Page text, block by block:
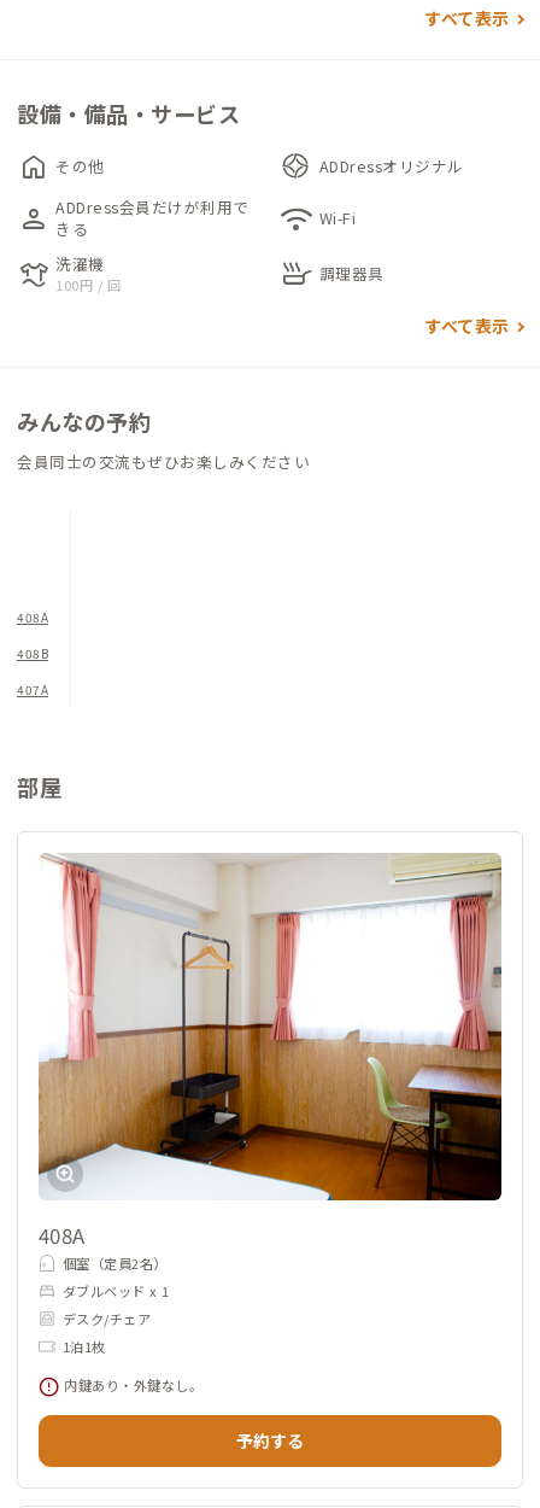
ところです。元々は2～3人で暮らすほどの広さでしたが、住戸
間にある隔て板を取り払い、2部屋を行き来できるようにしまし
た。ワークスペースの407号室・ダイニングスペースの408号
室、と異なる設えとなっているので、仕事と団欒の切り替えがし
やすいです。
407号室の洋室にはデスクとチェア、407号室と408号室の和室
にはそれぞれ座卓と座布団が用意されています。
バルコニーからは「江川せせらぎ遊歩道」が一望でき、4階であ
りながら水や緑が感じられるのがちょっと嬉しいところ。遊歩
わりで飲み歩いたり、テイクアウトしてみたり、ぜひ楽しいひと
時を堪能してください。
すべて表示
設備・備品・サービス
home その他 ADDressオリジナル
person ADDress会員だけが利用で
きる
wifi Wi-Fi
laundry 洗濯機
100円 / 回 skillet 調理器具
すべて表示
みんなの予約
会員同士の交流もぜひお楽しみください
408A
408B
407A
部屋
408A
個室（定員2名）
ダブルベッド x 1
デスク/チェア
1泊1枚
内鍵あり・外鍵なし。
予約する